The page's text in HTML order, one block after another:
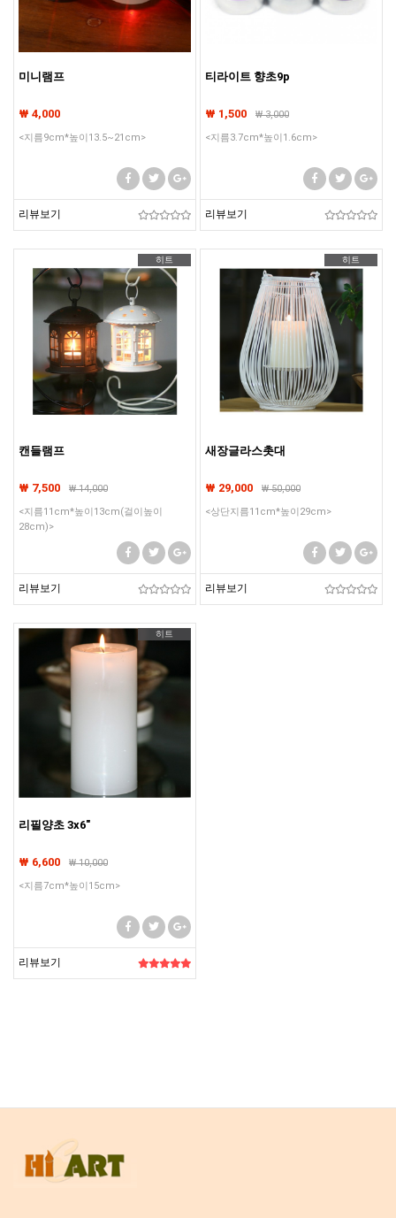
미니램프
₩ 4,000
<지름9cm*높이13.5~21cm>
리뷰보기
티라이트 향초9p
₩ 1,500 ₩3,000
<지름3.7cm*높이1.6cm>
리뷰보기
히트
캔들램프
₩ 7,500 ₩14,000
<지름11cm*높이13cm(걸이높이
28cm)>
리뷰보기
히트
새장글라스촛대
₩ 29,000 ₩50,000
<상단지름11cm*높이29cm>
리뷰보기
히트
리필양초 3x6"
₩ 6,600 ₩10,000
<지름7cm*높이15cm>
리뷰보기